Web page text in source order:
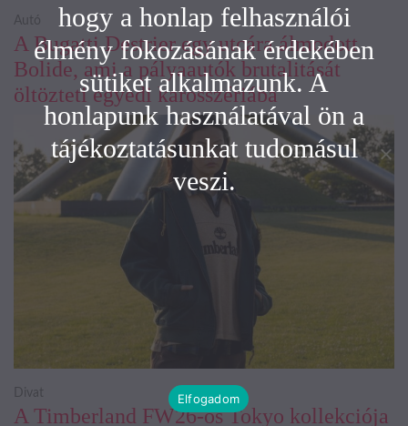
A Bugatti Destrier egy utcára álmodott
Bolide, ami a pályaautók brutalitását
öltözteti egyedi karosszériába
Autó
A Timberland FW26-os Tokyo kollekciója
Divat
hogy a honlap felhasználói
élmény fokozásának érdekében
sütiket alkalmazunk. A
honlapunk használatával ön a
tájékoztatásunkat tudomásul
veszi.
Elfogadom